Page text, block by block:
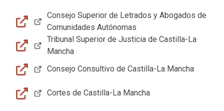
Consejo Superior de Letrados y Abogados de
Comunidades Autónomas
Tribunal Superior de Justicia de Castilla-La
Mancha
Consejo Consultivo de Castilla-La Mancha
Cortes de Castilla-La Mancha